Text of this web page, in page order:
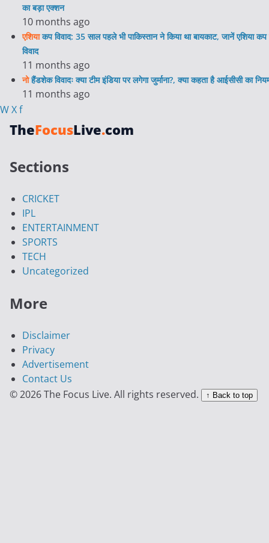
का बड़ा एक्शन
10 months ago
एशियाकप विवाद: 35 साल पहले भी पाकिस्तान ने किया था बायकाट, जानें एशिया
विवाद
11 months ago
नोहैंडशेक विवादः क्या टीम इंडिया पर लगेगा जुर्माना?, क्या कहता है आईसीसी का
11 months ago
WXf
TheFocusLive.com
Sections
CRICKET
IPL
ENTERTAINMENT
SPORTS
TECH
Uncategorized
More
Disclaimer
Privacy
Advertisement
Contact Us
© 2026 The Focus Live. All rights reserved.
↑ Back to top